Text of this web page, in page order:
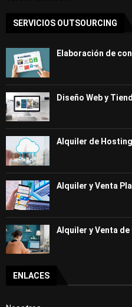
SERVICIOS OUTSOURCING
Elaboración de
Diseño Web y
Alquiler de Hosting
Alquiler y Venta
Alquiler y Venta
ENLACES